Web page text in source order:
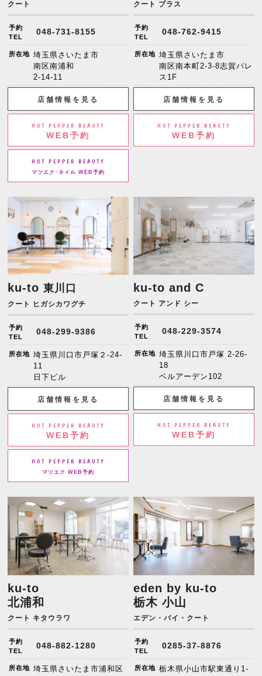
クート
予約
TEL
048-731-8155
所在地 埼玉県さいたま市
南区南浦和
2-14-11
店舗情報を見る
HOT PEPPER BEAUTY
WEB予約
HOT PEPPER BEAUTY
マツエク･ネイル WEB予約
クート プラス
予約
TEL
048-762-9415
所在地 埼玉県さいたま市
南区南本町2-3-8志賀パレ
ス1F
店舗情報を見る
HOT PEPPER BEAUTY
WEB予約
ku-to東川口
クート ヒガシカワグチ
予約
TEL
048-299-9386
所在地 埼玉県川口市戸塚２-24-
11
日下ビル
店舗情報を見る
HOT PEPPER BEAUTY
WEB予約
HOT PEPPER BEAUTY
マツエク WEB予約
ku-to and C
クート アンド シー
予約
TEL
048-229-3574
所在地 埼玉県川口市戸塚 2-26-
18
ベルアーデン102
店舗情報を見る
HOT PEPPER BEAUTY
WEB予約
ku-to
北浦和
クート キタウラワ
予約
TEL
048-882-1280
所在地 埼玉県さいたま市浦和区
eden by ku-to
栃木 小山
エデン・バイ・クート
予約
TEL
0285-37-8876
所在地 栃木県小山市駅東通り1-